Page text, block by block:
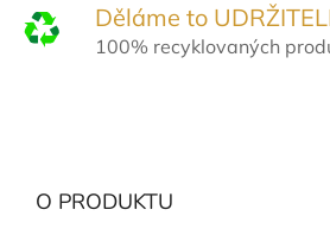
Děláme to
100% recyklovaných
O PRODUKTU